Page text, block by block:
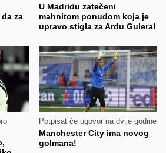
za
U Madridu zatečeni
mahnitom ponudom koja je
upravo stigla za Ardu Gulera!
Potpisat će ugovor na dvije godine
Manchester City ima novog
golmana!